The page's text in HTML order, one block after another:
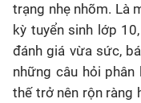
trạng nhẹ nhõm. Là
kỳ tuyển sinh lớp
đánh giá vừa sức,
những câu hỏi
thế trở nên rộn ràng